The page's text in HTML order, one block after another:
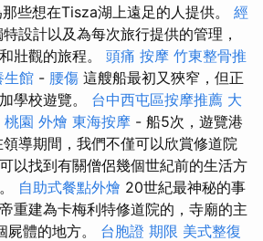
些想在Tisza湖上遠足的人提供。 經
設計以及為每次旅行提供的管理，
壯觀的旅程。 頭痛 按摩 竹東整骨推
生館 - 腰傷 這艘船最初又狹窄，但正
學校遊覽。 台中西屯區按摩推薦 大
桃園 外燴 東海按摩 - 船5次，遊覽港
導期間，我們不僅可以欣賞修道院
以找到有關僧侶幾個世紀前的生活方
自助式餐點外燴 20世紀最神秘的事
重建為卡梅利特修道院的，寺廟的主
屍體的地方。 台胞證 期限 美式整復